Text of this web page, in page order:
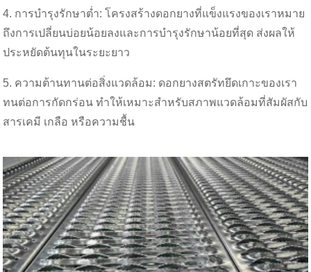
4. การบำรุงรักษาต่ำ: โครงสร้างดอกยางที่แข็งแรงของเราหมาย
ถึงการเปลี่ยนบ่อยน้อยลงและการบำรุงรักษาน้อยที่สุด ส่งผลให้
ประหยัดต้นทุนในระยะยาว
5. ความต้านทานต่อสิ่งแวดล้อม: ดอกยางสตรัทยึดเกาะของเรา
ทนต่อการกัดกร่อน ทำให้เหมาะสำหรับสภาพแวดล้อมที่สัมผัสกับ
สารเคมี เกลือ หรือความชื้น